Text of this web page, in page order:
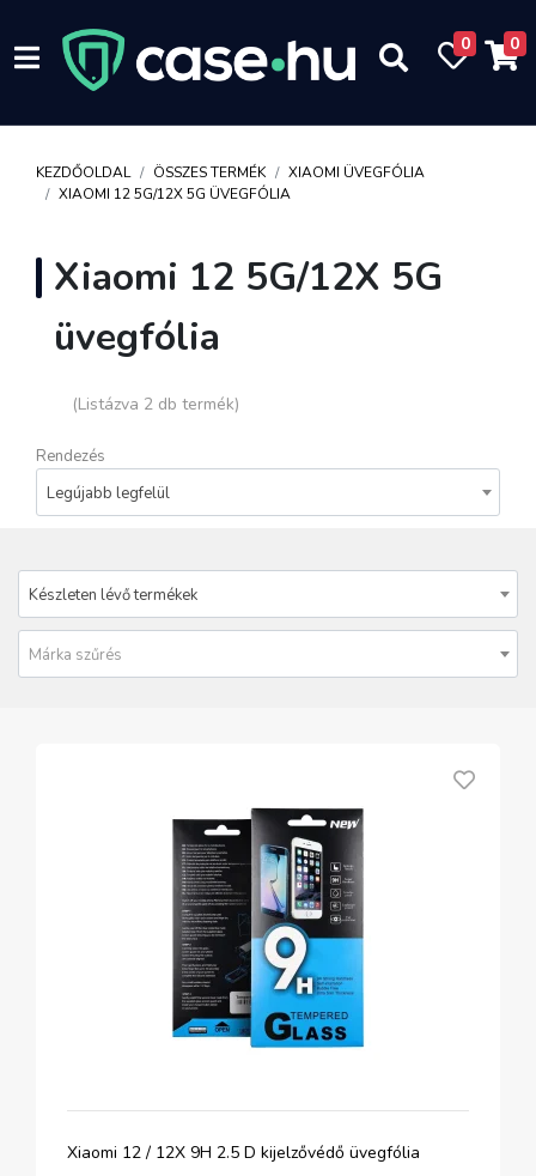
0 0
KEZDŐOLDAL ÖSSZES TERMÉK
XIAOMI ÜVEGFÓLIA
XIAOMI 12 5G/12X 5G ÜVEGFÓLIA
Xiaomi 12 5G/12X 5G
üvegfólia
(Listázva 2 db termék)
Rendezés
Legújabb legfelül
Készleten lévő termékek
Márka szűrés
Xiaomi 12 / 12X 9H 2.5 D kijelzővédő üvegfólia